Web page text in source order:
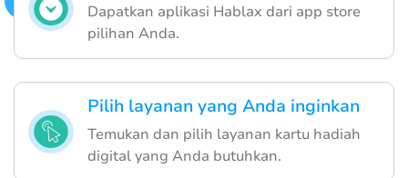
Dapatkan aplikasi Hablax dari app store
pilihan Anda.
Pilih layanan yang Anda inginkan
Temukan dan pilih layanan kartu hadiah
digital yang Anda butuhkan.